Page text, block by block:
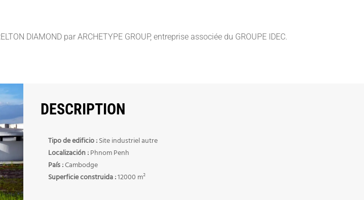
DIAMOND par ARCHETYPE GROUP, entreprise associée du GROUPE IDEC.
DESCRIPTION
Tipo de edificio :Site industriel autre
Localización :Phnom Penh
País :Cambodge
Superficie construida :12000 m²